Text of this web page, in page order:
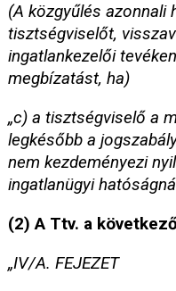
(A közgyűlés azonnali
tisztségviselőt,
ingatlankezelői
megbízatást, ha)
„c) a tisztségviselő a
legkésőbb a
nem kezdeményezi
ingatlanügyi
(2) A Ttv. a
„IV/A. FEJEZET